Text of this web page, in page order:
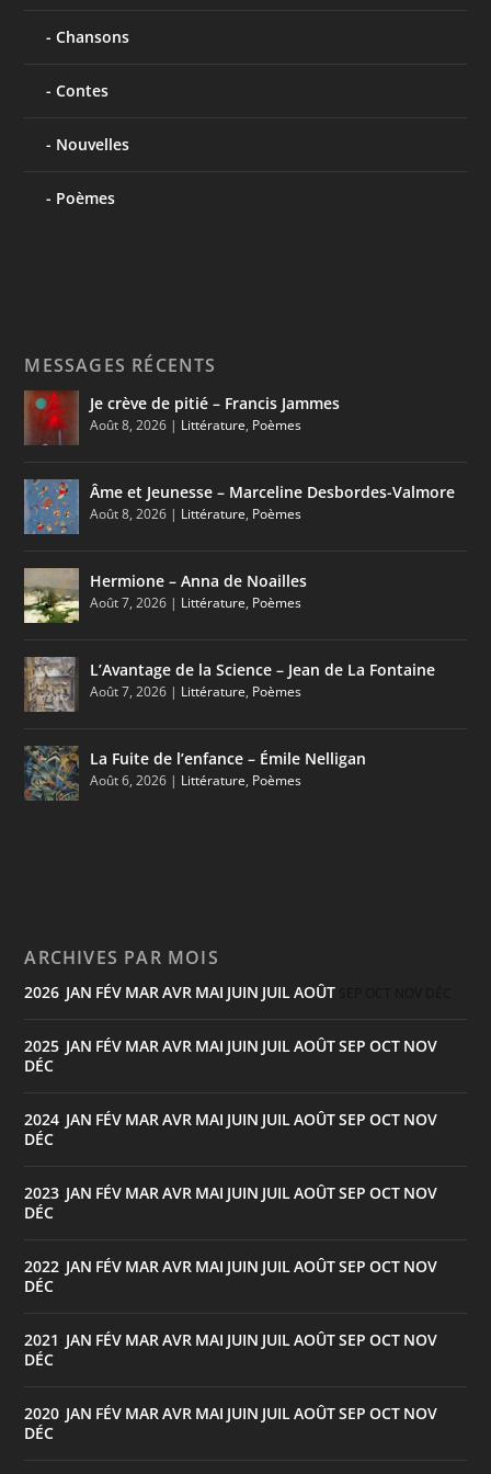
Chansons
Contes
Nouvelles
Poèmes
MESSAGES RÉCENTS
Je crève de pitié – Francis Jammes
Août 8, 2026 | Littérature, Poèmes
Âme et Jeunesse – Marceline Desbordes-Valmore
Août 8, 2026 | Littérature, Poèmes
Hermione – Anna de Noailles
Août 7, 2026 | Littérature, Poèmes
L’Avantage de la Science – Jean de La Fontaine
Août 7, 2026 | Littérature, Poèmes
La Fuite de l’enfance – Émile Nelligan
Août 6, 2026 | Littérature, Poèmes
ARCHIVES PAR MOIS
2026 JAN FÉV MARAVR MAI JUIN JUILAOÛT
2025 JAN FÉV MARAVR MAI JUIN JUILAOÛTSEP OCT NOV
DÉC
2024 JAN FÉV MARAVR MAI JUIN JUILAOÛTSEP OCT NOV
DÉC
2023 JAN FÉV MARAVR MAI JUIN JUILAOÛTSEP OCT NOV
DÉC
2022 JAN FÉV MARAVR MAI JUIN JUILAOÛTSEP OCT NOV
DÉC
2021 JAN FÉV MARAVR MAI JUIN JUILAOÛTSEP OCT NOV
DÉC
2020 JAN FÉV MARAVR MAI JUIN JUILAOÛTSEP OCT NOV
DÉC